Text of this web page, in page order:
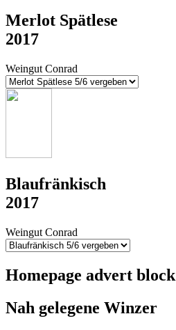
Merlot Spätlese
2017
Weingut Conrad
Blaufränkisch
2017
Weingut Conrad
Homepage advert block
Nah gelegene Winzer